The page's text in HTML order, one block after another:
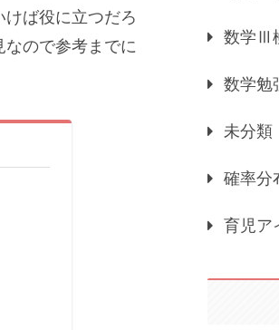
ば役に立つだろ
ので参考までに
数学Ⅲ
数学勉
未分類
確率分
育児ア